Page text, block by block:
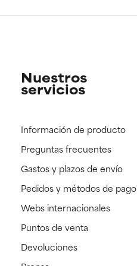
pendiente de revisar.
pendiente de revisar.
Nuestros
servicios
Información de producto
Preguntas frecuentes
Gastos y plazos de envío
Pedidos y métodos de pago
Webs internacionales
Puntos de venta
Devoluciones